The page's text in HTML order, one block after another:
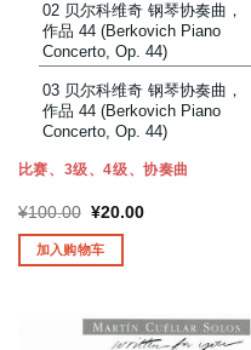
02 贝尔科维奇 钢琴协奏曲，
作品 44 (Berkovich Piano
Concerto, Op. 44)
03 贝尔科维奇 钢琴协奏曲，
作品 44 (Berkovich Piano
Concerto, Op. 44)
比赛、3级、4级、协奏曲
¥100.00 原
为：
¥100.00。
¥20.00当
加入购物车